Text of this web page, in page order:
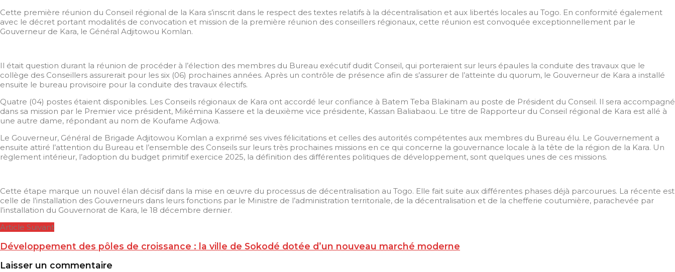
Cette première réunion du Conseil régional de la Kara s’inscrit dans le respect des textes relatifs à la décentralisation et aux libertés locales au Togo. En conformité également
avec le décret portant modalités de convocation et mission de la première réunion des conseillers régionaux, cette réunion est convoquée exceptionnellement par le
Gouverneur de Kara, le Général Adjitowou Komlan.
Il était question durant la réunion de procéder à l’élection des membres du Bureau exécutif dudit Conseil, qui porteraient sur leurs épaules la conduite des travaux que le
collège des Conseillers assurerait pour les six (06) prochaines années. Après un contrôle de présence afin de s’assurer de l’atteinte du quorum, le Gouverneur de Kara a installé
ensuite le bureau provisoire pour la conduite des travaux électifs.
Quatre (04) postes étaient disponibles. Les Conseils régionaux de Kara ont accordé leur confiance à Batem Teba Blakinam au poste de Président du Conseil. Il sera accompagné
dans sa mission par le Premier vice président, Mikémina Kassere et la deuxième vice présidente, Kassan Baliabaou. Le titre de Rapporteur du Conseil régional de Kara est allé à
une autre dame, répondant au nom de Koufame Adjowa.
Le Gouverneur, Général de Brigade Adjitowou Komlan a exprimé ses vives félicitations et celles des autorités compétentes aux membres du Bureau élu. Le Gouvernement a
ensuite attiré l’attention du Bureau et l’ensemble des Conseils sur leurs très prochaines missions en ce qui concerne la gouvernance locale à la tête de la région de la Kara. Un
règlement intérieur, l’adoption du budget primitif exercice 2025, la définition des différentes politiques de développement, sont quelques unes de ces missions.
Cette étape marque un nouvel élan décisif dans la mise en œuvre du processus de décentralisation au Togo. Elle fait suite aux différentes phases déjà parcourues. La récente est
celle de l’installation des Gouverneurs dans leurs fonctions par le Ministre de l’administration territoriale, de la décentralisation et de la chefferie coutumière, parachevée par
l’installation du Gouvernorat de Kara, le 18 décembre dernier.
Article Suivant
Développement des pôles de croissance : la ville de Sokodé dotée d’un nouveau marché moderne
Laisser un commentaire